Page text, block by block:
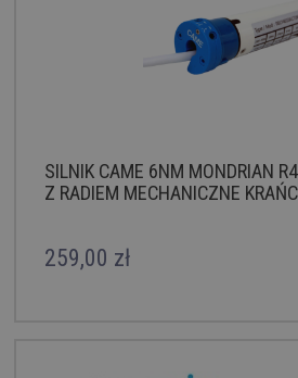
SILNIK CAME 6NM MONDRIAN
Z RADIEM MECHANICZNE
259,00 zł